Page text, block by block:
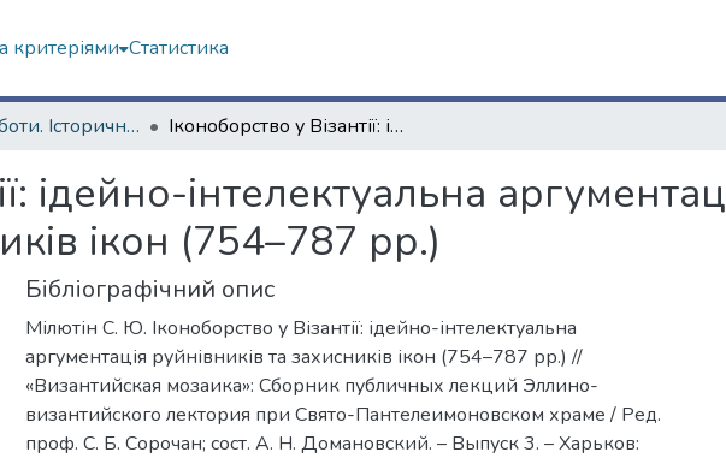
критеріями Статистика
Наукові роботи. Історичний факультет Іконоборство у Візантії: ідейно-інтелектуальна аргументація руйнівників та захисників ікон (754–787 рр.)
ідейно-інтелектуальна
ікон (754–787 рр.)
Бібліографічний опис
Мілютін С. Ю. Іконоборство у Візантії: ідейно-інтелектуальна
аргументація руйнівників та захисників ікон (754–787 рр.) //
«Византийская мозаика»: Сборник публичных лекций Эллино-
византийского лектория при Свято-Пантелеимоновском храме / Ред.
проф. С. Б. Сорочан; сост. А. Н. Домановский. – Выпуск 3. – Харьков: